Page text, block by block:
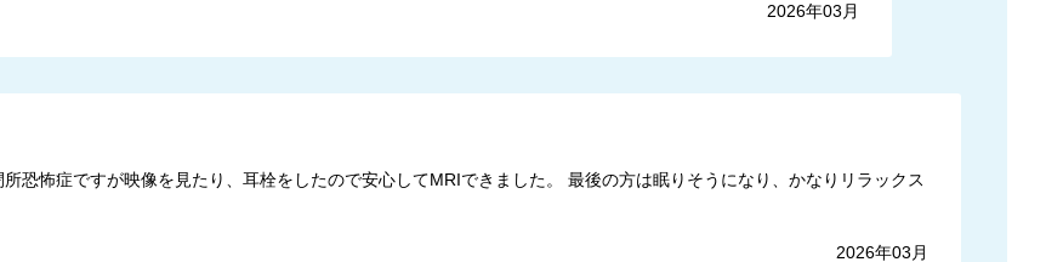
2026年03月
恐怖症ですが映像を見たり、耳栓をしたので安心してMRIできました。 最後の方は眠りそうになり、かなりリラックス
2026年03月